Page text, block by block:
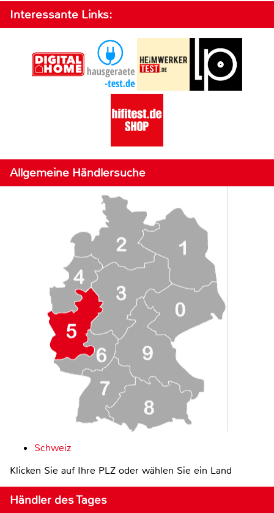
Interessante Links:
Allgemeine Händlersuche
Schweiz
Klicken Sie auf Ihre PLZ oder wählen Sie ein Land
Händler des Tages